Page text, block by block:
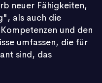
neuer Fähigkeiten,
als auch die
und den
umfassen, die für
sind, das